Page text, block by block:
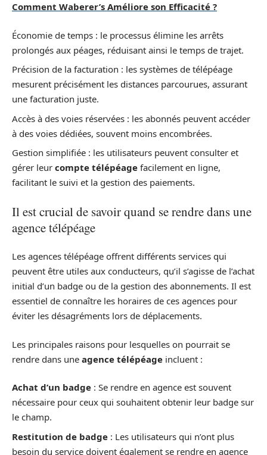
Comment Waberer’s Améliore son Efficacité ?
Économie de temps : le processus élimine les arrêts
prolongés aux péages, réduisant ainsi le temps de trajet.
Précision de la facturation : les systèmes de télépéage
mesurent précisément les distances parcourues, assurant
une facturation juste.
Accès à des voies réservées : les abonnés peuvent accéder
à des voies dédiées, souvent moins encombrées.
Gestion simplifiée : les utilisateurs peuvent consulter et
gérer leur compte télépéage facilement en ligne,
facilitant le suivi et la gestion des paiements.
Il est crucial de savoir quand se rendre dans une
agence télépéage
Les agences télépéage offrent différents services qui
peuvent être utiles aux conducteurs, qu’il s’agisse de l’achat
initial d’un badge ou de la gestion des abonnements. Il est
essentiel de connaître les horaires de ces agences pour
éviter les désagréments lors de déplacements.
Les principales raisons pour lesquelles on pourrait se
rendre dans une agence télépéage incluent :
Achat d’un badge : Se rendre en agence est souvent
nécessaire pour ceux qui souhaitent obtenir leur badge sur
le champ.
Restitution de badge : Les utilisateurs qui n’ont plus
besoin du service doivent également se rendre en agence